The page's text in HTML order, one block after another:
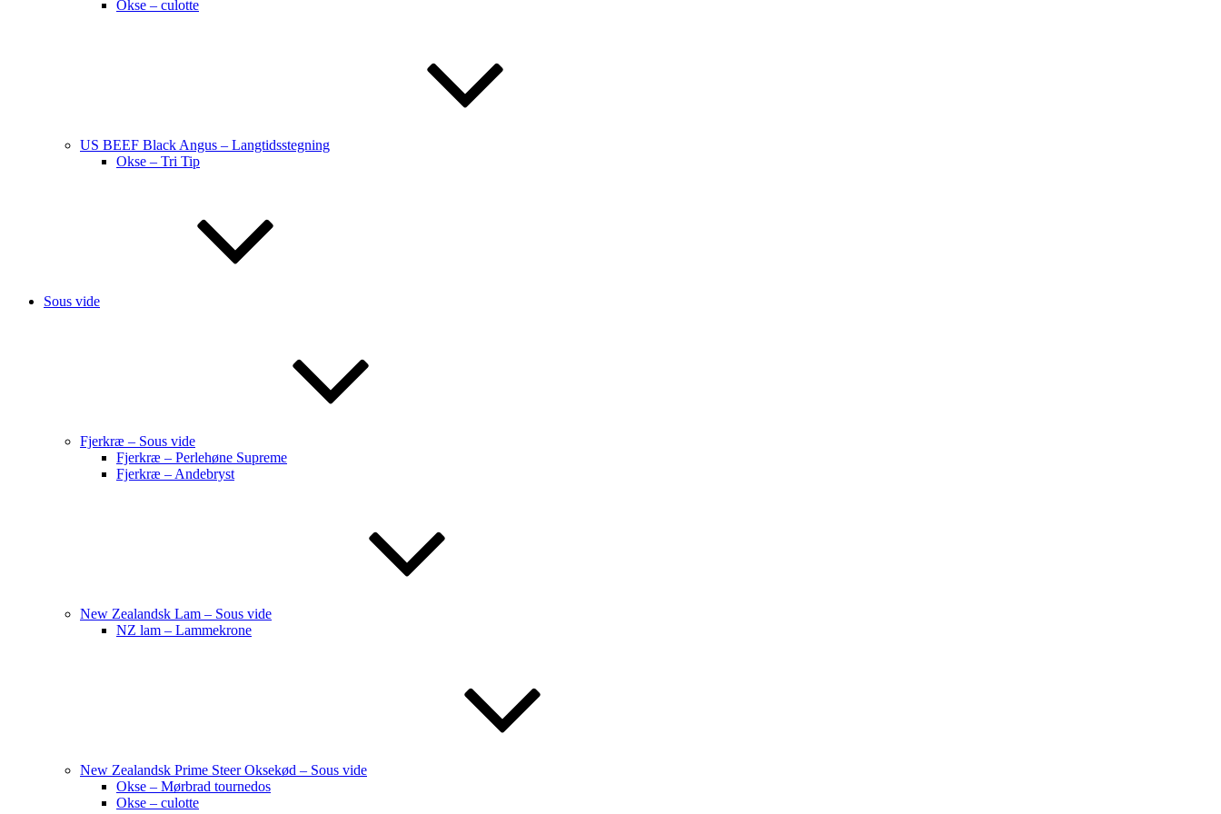
Okse – culotte
US BEEF Black Angus – Langtidsstegning
Okse – Tri Tip
Sous vide
Fjerkræ – Sous vide
Fjerkræ – Perlehøne Supreme
Fjerkræ – Andebryst
New Zealandsk Lam – Sous vide
NZ lam – Lammekrone
New Zealandsk Prime Steer Oksekød – Sous vide
Okse – Mørbrad tournedos
Okse – culotte